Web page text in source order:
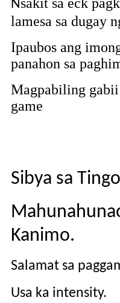
N
lamesa sa dugay
Ipaubos ang
panahon sa
Magpabiling
game
Sibya sa
Kanimo.
Salamat sa
Usa ka intensity.